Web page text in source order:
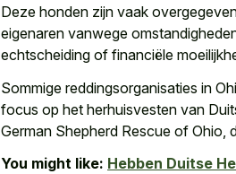
Deze honden zijn vaak
eigenaren vanwege
echtscheiding of financiële
Sommige reddingsorganisaties in
focus op het herhuisvesten van
German Shepherd Rescue of Ohio,
You might like: Hebben Duitse